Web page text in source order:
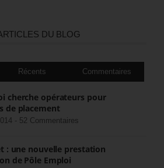
DU BLOG
Récents Commentaires
cherche opérateurs pour
de placement
- 52 Commentaires
: une nouvelle prestation
de Pôle Emploi